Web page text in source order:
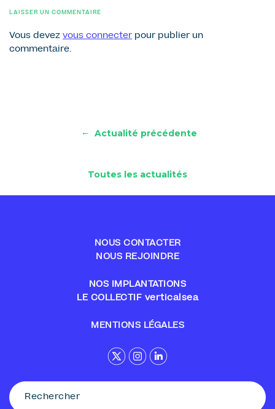
LAISSER UN COMMENTAIRE
Vous devez vous connecter pour publier un
commentaire.
← Actualité précédente
Toutes les actualités
NOUS CONTACTER
NOUS REJOINDRE
NOS IMPLANTATIONS
LE COLLECTIF verticalsea
MENTIONS LÉGALES